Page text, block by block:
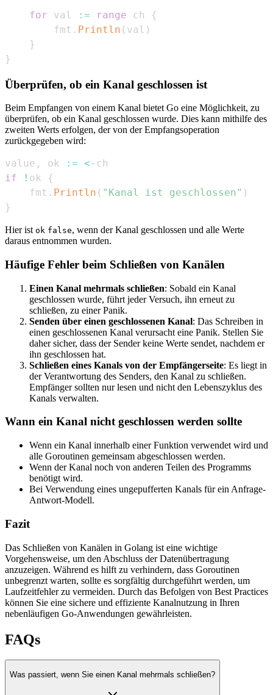
for val := range ch
{
        fmt
. Println ( val )
}
}
Überprüfen, ob ein Kanal geschlossen ist
Beim Empfangen von einem Kanal bietet Go eine Möglichkeit, zu
überprüfen, ob ein Kanal geschlossen wurde. Dies kann mithilfe des
zweiten Werts erfolgen, der von der Empfangsoperation
zurückgegeben wird:
value , ok := <-
if
! ok
{
    fmt
. Println ( "Kanal ist geschlossen" )
}
Hier ist ok false, wenn der Kanal geschlossen und alle Werte
daraus entnommen wurden.
Häufige Fehler beim Schließen von Kanälen
Einen Kanal mehrmals schließen: Sobald ein Kanal
geschlossen wurde, führt jeder Versuch, ihn erneut zu
schließen, zu einer Panik.
Senden über einen geschlossenen Kanal: Das Schreiben in
einen geschlossenen Kanal verursacht eine Panik. Stellen Sie
daher sicher, dass der Sender keine Werte sendet, nachdem er
ihn geschlossen hat.
Schließen eines Kanals von der Empfängerseite: Es liegt in
der Verantwortung des Senders, den Kanal zu schließen.
Empfänger sollten nur lesen und nicht den Lebenszyklus des
Kanals verwalten.
Wann ein Kanal nicht geschlossen werden sollte
Wenn ein Kanal innerhalb einer Funktion verwendet wird und
alle Goroutinen gemeinsam abgeschlossen werden.
Wenn der Kanal noch von anderen Teilen des Programms
benötigt wird.
Bei Verwendung eines ungepufferten Kanals für ein Anfrage-
Antwort-Modell.
Fazit
Das Schließen von Kanälen in Golang ist eine wichtige
Vorgehensweise, um den Abschluss der Datenübertragung
anzuzeigen. Während es hilft zu verhindern, dass Goroutinen
unbegrenzt warten, sollte es sorgfältig durchgeführt werden, um
Laufzeitfehler zu vermeiden. Durch das Befolgen von Best Practices
können Sie eine sichere und effiziente Kanalnutzung in Ihren
nebenläufigen Go-Anwendungen gewährleisten.
FAQs
Was passiert, wenn Sie einen Kanal mehrmals schließen?